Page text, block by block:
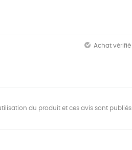
Achat vérifié
du produit et ces avis sont publiés